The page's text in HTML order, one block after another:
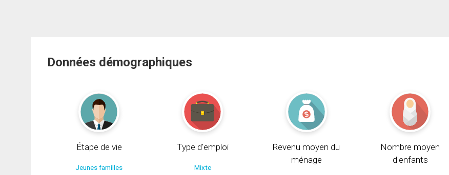
Données démographiques
Étape de vie
Jeunes familles
Type d'emploi
Mixte
Revenu moyen du
ménage
Nombre moyen
d'enfants